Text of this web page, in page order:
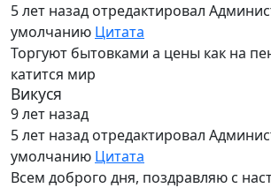
5 лет назад отредактировал
умолчанию Цитата
Торгуют бытовками а цены как на
катится мир
Викуся
9 лет назад
5 лет назад отредактировал
умолчанию Цитата
Всем доброго дня, поздравляю с